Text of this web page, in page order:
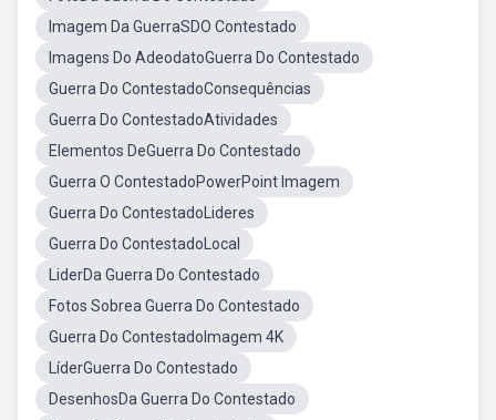
Imagem Da GuerraSDO Contestado
Imagens Do AdeodatoGuerra Do Contestado
Guerra Do ContestadoConsequências
Guerra Do ContestadoAtividades
Elementos DeGuerra Do Contestado
Guerra O ContestadoPowerPoint Imagem
Guerra Do ContestadoLideres
Guerra Do ContestadoLocal
LiderDa Guerra Do Contestado
Fotos Sobrea Guerra Do Contestado
Guerra Do ContestadoImagem 4K
LíderGuerra Do Contestado
DesenhosDa Guerra Do Contestado